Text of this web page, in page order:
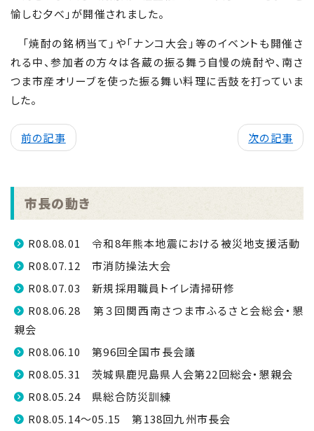
愉しむ夕べ」が開催されました。
「焼酎の銘柄当て」や「ナンコ大会」等のイベントも開催さ
れる中、参加者の方々は各蔵の振る舞う自慢の焼酎や、南さ
つま市産オリーブを使った振る舞い料理に舌鼓を打っていま
した。
前の記事 次の記事
市長の動き
R08.08.01 令和8年熊本地震における被災地支援活動
R08.07.12 市消防操法大会
R08.07.03 新規採用職員トイレ清掃研修
R08.06.28 第３回関西南さつま市ふるさと会総会・懇
親会
R08.06.10 第96回全国市長会議
R08.05.31 茨城県鹿児島県人会第22回総会・懇親会
R08.05.24 県総合防災訓練
R08.05.14～05.15 第138回九州市長会